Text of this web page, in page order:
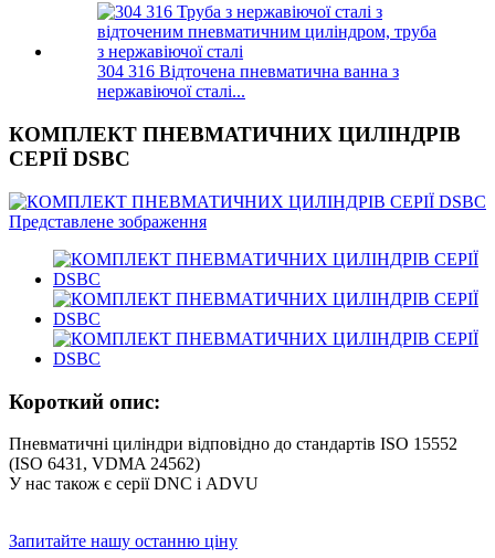
304 316 Відточена пневматична ванна з
нержавіючої сталі...
КОМПЛЕКТ ПНЕВМАТИЧНИХ ЦИЛІНДРІВ
СЕРІЇ DSBC
Короткий опис:
Пневматичні циліндри відповідно до стандартів ISO 15552
(ISO 6431, VDMA 24562)
У нас також є серії DNC і ADVU
Запитайте нашу останню ціну